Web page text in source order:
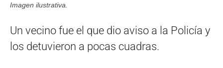
Imagen ilustrativa.
Un vecino fue el que dio aviso a la Policía y
los detuvieron a pocas cuadras.